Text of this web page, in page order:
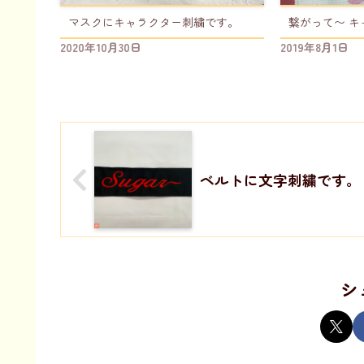
マスクにキャラクター刺繍です。
2020年10月30日
繋がって〜 キ
2019年8月1日
ベルトに文字刺繍です。